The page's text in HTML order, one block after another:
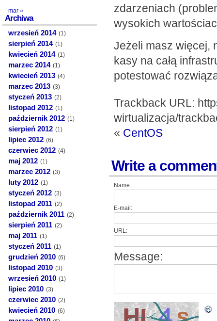
zdarzeniach
wysokich
Jeżeli masz więcej,
kasy na całą
potestować
Trackback URL:
wirtualizacja/
« CentOS
Write a
Name:
E-mail:
URL:
Message:
mar »
Archiwa
wrzesień 2014 (1)
sierpień 2014 (1)
kwiecień 2014 (1)
marzec 2014 (1)
kwiecień 2013 (4)
marzec 2013 (3)
styczeń 2013 (2)
listopad 2012 (1)
październik 2012 (1)
sierpień 2012 (1)
lipiec 2012 (6)
czerwiec 2012 (4)
maj 2012 (1)
marzec 2012 (3)
luty 2012 (1)
styczeń 2012 (3)
listopad 2011 (2)
październik 2011 (2)
sierpień 2011 (2)
maj 2011 (1)
styczeń 2011 (1)
grudzień 2010 (6)
listopad 2010 (3)
wrzesień 2010 (1)
lipiec 2010 (3)
czerwiec 2010 (2)
kwiecień 2010 (6)